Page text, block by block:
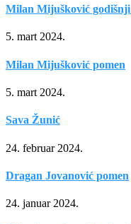
Milan Mijušković godišnji
5. mart 2024.
Milan Mijušković pomen
5. mart 2024.
Sava Žunić
24. februar 2024.
Dragan Jovanović pomen
24. januar 2024.